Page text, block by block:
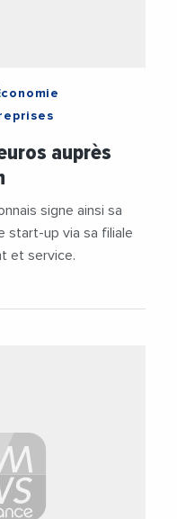
auprès
signe ainsi sa
start-up via sa filiale
et service.